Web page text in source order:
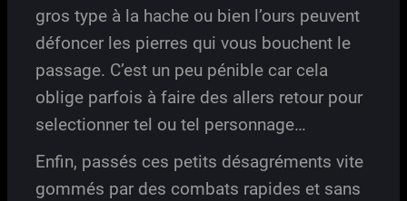
gros type à la hache ou bien l’ours peuvent
défoncer les pierres qui vous bouchent le
passage. C’est un peu pénible car cela
oblige parfois à faire des allers retour pour
selectionner tel ou tel personnage…
Enfin, passés ces petits désagréments vite
gommés par des combats rapides et sans